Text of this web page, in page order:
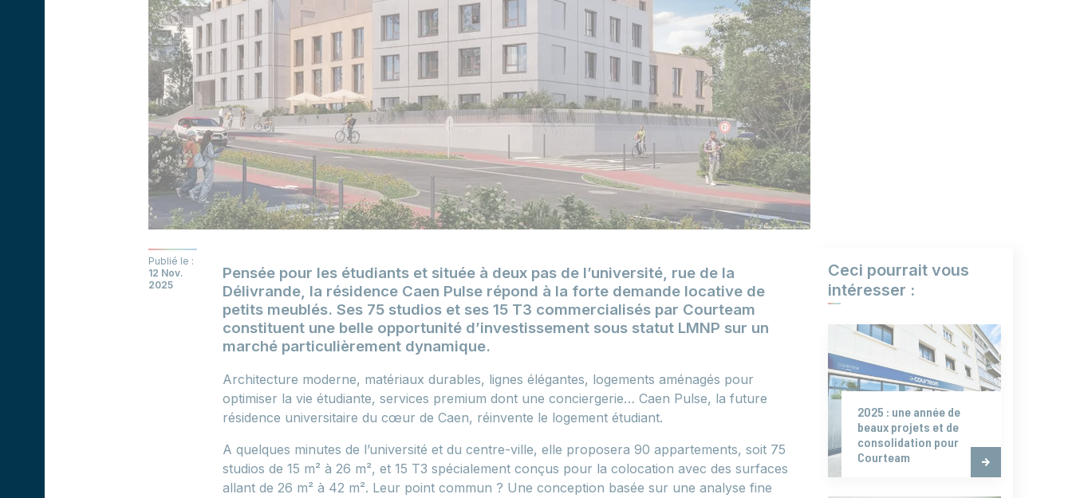
Publié le :
12 Nov.
2025
Pensée pour les étudiants et située à deux pas de l’université, rue de la
Délivrande, la résidence Caen Pulse répond à la forte demande locative de
petits meublés. Ses 75 studios et ses 15 T3 commercialisés par Courteam
constituent une belle opportunité d’investissement sous statut LMNP sur un
marché particulièrement dynamique.
Architecture moderne, matériaux durables, lignes élégantes, logements aménagés pour
optimiser la vie étudiante, services premium dont une conciergerie… Caen Pulse, la future
résidence universitaire du cœur de Caen, réinvente le logement étudiant.
A quelques minutes de l’université et du centre-ville, elle proposera 90 appartements, soit 75
studios de 15 m² à 26 m², et 15 T3 spécialement conçus pour la colocation avec des surfaces
allant de 26 m² à 42 m². Leur point commun ? Une conception basée sur une analyse fine
Ceci pourrait vous
intéresser :
2025 : une année de
beaux projets et de
consolidation pour
Courteam